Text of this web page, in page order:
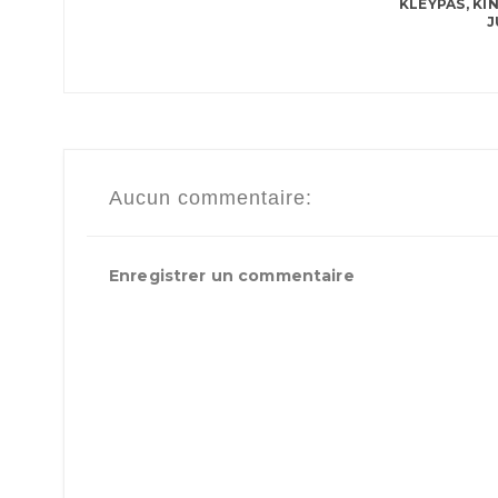
KLEYPAS,
Aucun commentaire:
Enregistrer un commentaire